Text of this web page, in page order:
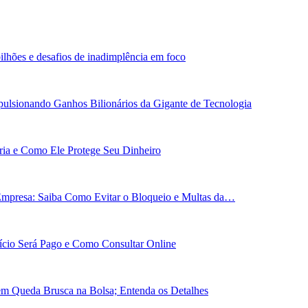
e desafios de inadimplência em foco
Ganhos Bilionários da Gigante de Tecnologia
e Como Ele Protege Seu Dinheiro
Saiba Como Evitar o Bloqueio e Multas da…
Será Pago e Como Consultar Online
Queda Brusca na Bolsa; Entenda os Detalhes